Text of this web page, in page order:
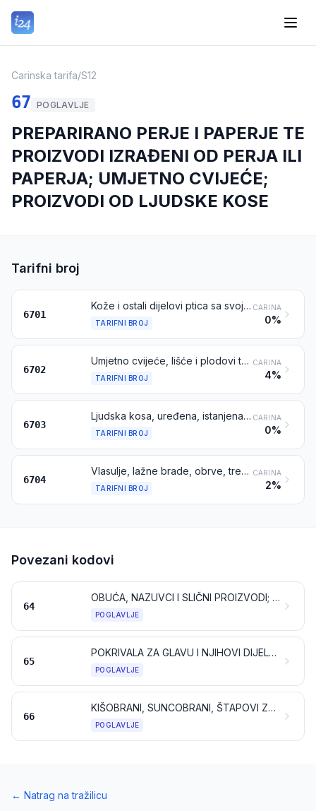
Carinska tarifa/S12
67 POGLAVLJE
PREPARIRANO PERJE I PAPERJE TE
PROIZVODI IZRAĐENI OD PERJA ILI
PAPERJA; UMJETNO CVIJEĆE;
PROIZVODI OD LJUDSKE KOSE
Tarifni broj
6701
Kože i ostali dijelovi ptica sa svojim perjem ili paperjem, perje, dijelovi perja, paperje i proizvodi od njih (osim proizvoda iz tarifnog broja 0505 i obrađenih badrljica od perja)
TARIFNI BROJ
CARINA
0%
6702
Umjetno cvijeće, lišće i plodovi te njihovi dijelovi; proizvodi izrađeni od umjetnog cvijeća, lišća i plodova
TARIFNI BROJ
CARINA
4%
6703
Ljudska kosa, uređena, istanjena, bijeljena ili drukčije obrađena; vuna ili druga životinjska dlaka ili drugi tekstilni materijal, pripremljeni za uporabu u izradi vlasulja i sličnih proizvoda
TARIFNI BROJ
CARINA
0%
6704
Vlasulje, lažne brade, obrve, trepavice, pletenice i slično, od ljudske kose, životinjske dlake ili od tekstilnih materijala; proizvodi od ljudske kose, nespomenuti niti uključeni na drugom mjestu
TARIFNI BROJ
CARINA
2%
Povezani kodovi
64
OBUĆA, NAZUVCI I SLIČNI PROIZVODI; NJIHOVI DIJELOVI
POGLAVLJE
65
POKRIVALA ZA GLAVU I NJIHOVI DIJELOVI
POGLAVLJE
66
KIŠOBRANI, SUNCOBRANI, ŠTAPOVI ZA HODANJE I SJEDENJE, BIČEVI, KORBAČI I NJIHOVI DIJELOVI
POGLAVLJE
← Natrag na tražilicu